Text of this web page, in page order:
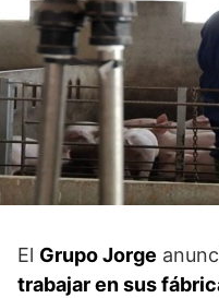
El Grupo Jorge
trabajar en sus